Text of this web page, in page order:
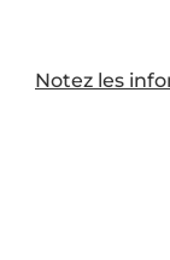
Notez les